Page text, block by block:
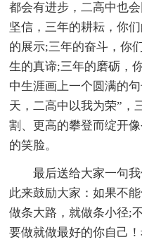
都会有进步，二高中也
坚信，三年的耕耘，你
的展示;三年的奋斗，你
生的真谛;三年的磨砺，
中生涯画上一个圆满的
天，二高中以我为荣”，
割、更高的攀登而绽开
的笑脸。
最后送给大家一句
此来鼓励大家：如果不
做条大路，就做条小径;
要做就做最好的你自己